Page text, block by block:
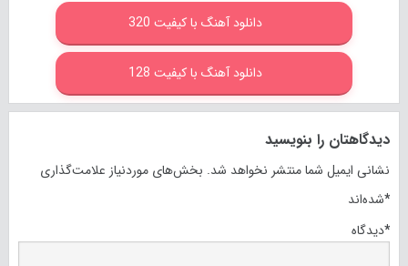
دانلود آهنگ با کیفیت 320
دانلود آهنگ با کیفیت 128
دیدگاهتان را بنویسید
نشانی ایمیل شما منتشر نخواهد شد. بخش‌های موردنیاز علامت‌گذاری
شده‌اند*
دیدگاه*